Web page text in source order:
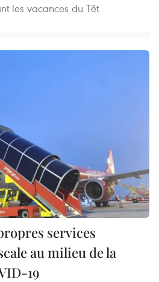
les vacances du Têt
services
au milieu de la
19